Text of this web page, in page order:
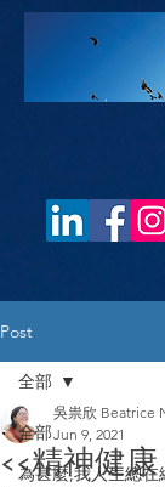
Post
全部
為甚麼,我人生總在
全部
<<精神健
吳祟欣 Beatrice
Jun 9, 2021